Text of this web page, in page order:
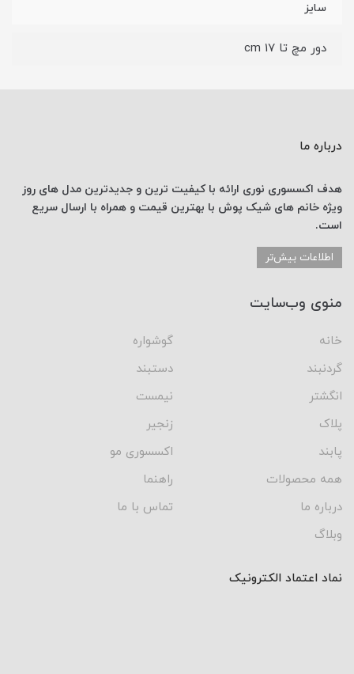
سایز
دور مچ تا 17 cm
درباره ما
هدف اکسسوری نوری ارائه با کیفیت ترین و جدیدترین مدل های روز
ویژه خانم های شیک پوش با بهترین قیمت و همراه با ارسال سریع
است.
اطلاعات بیش‌تر
منوی وب‌سایت
خانه
گوشواره
گردنبند
دستبند
انگشتر
نیمست
پلاک
زنجیر
پابند
اکسسوری مو
همه محصولات
راهنما
درباره ما
تماس با ما
وبلاگ
نماد اعتماد الکترونیک